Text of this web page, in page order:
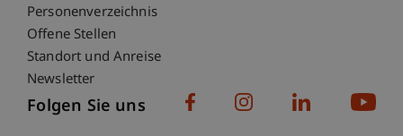
Personenverzeichnis
Offene Stellen
Standort und Anreise
Newsletter
Folgen Sie uns